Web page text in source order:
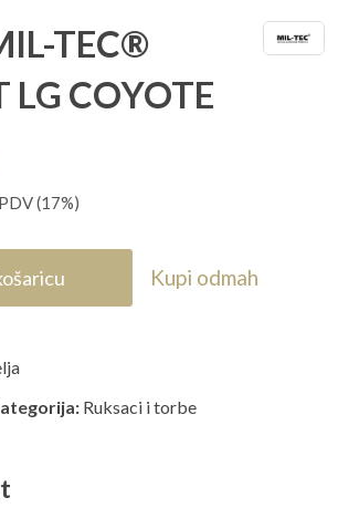
TEC®
LG COYOTE
(17%)
Kupi odmah
Ruksaci i torbe